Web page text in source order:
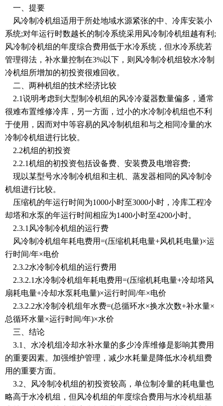
一、提要
风冷制冷机组适用于所处地域水源紧张的中、冷库安装小
系统;对年运行时数越长的制冷系统采用风冷制冷机组越有利;
风冷制冷机组的年度综合费用低于水冷系统，但水冷系统若
管理得法，补水量控制在3%以下，则风冷制冷机组较水冷制
冷机组所增加的初投资很难回收。
二、两种机组的技术经济比较
2.1说明考虑到大型制冷机组的风冷冷凝器数量偏多，通常
很难布置维修冷库，另一方面，过小的水冷制冷机组也不利
于使用，因而对中等容易的风冷制机组和与之相同冷量的水
冷制冷机组进行比较。
2.2机组的初投资
2.2.1机组的初投资包括设备费、安装费及电增容费;
现以某型号水冷制冷机组和主机、蒸发器相同的风冷制冷
机组进行比较。
压缩机的年运行时间为1000小时至3000小时，冷库工程冷
却塔和水泵的年运行时间相应为1400小时至4200小时。
2.3.1风冷制冷机组的运行费
风冷制冷机组年耗电费用=(压缩机耗电量+风机耗电量)×运
行时间/年×电价
2.3.2水冷制冷机组的运行费用
2.3.2.1水冷制冷机组年耗电费用=(压缩机耗电量+冷却塔风
扇耗电量+冷却水泵耗电量)×运行时间/年×电价
2.3.2.2水冷制冷机组年水费=(总循环水×换水次数+补水量×
总循环水量×运行时间/年)×水价
三、结论
3.1、水冷机组冷却水补水量的多少冷库维修是影响其费用
的重要因素。加强维护管理，减少水耗量是降低水冷机组费
用的重要方面。
3.2、风冷制冷机组的初投资较高，单位制冷量的耗电量也
略高于水冷机组，但风冷机组的年度综合费用与水冷机组基